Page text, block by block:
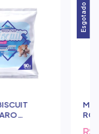
90G
Esgotado